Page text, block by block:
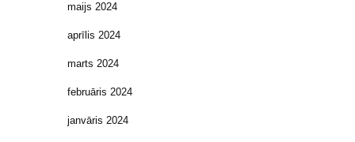
maijs 2024
aprīlis 2024
marts 2024
februāris 2024
janvāris 2024